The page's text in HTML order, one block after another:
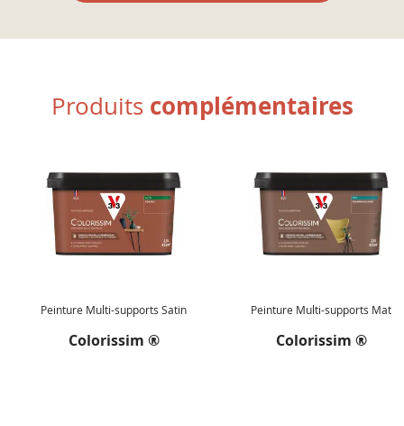
Produits complémentaires
Peinture Multi-supports Satin
Colorissim ®
Peinture Multi-supports Mat
Colorissim ®